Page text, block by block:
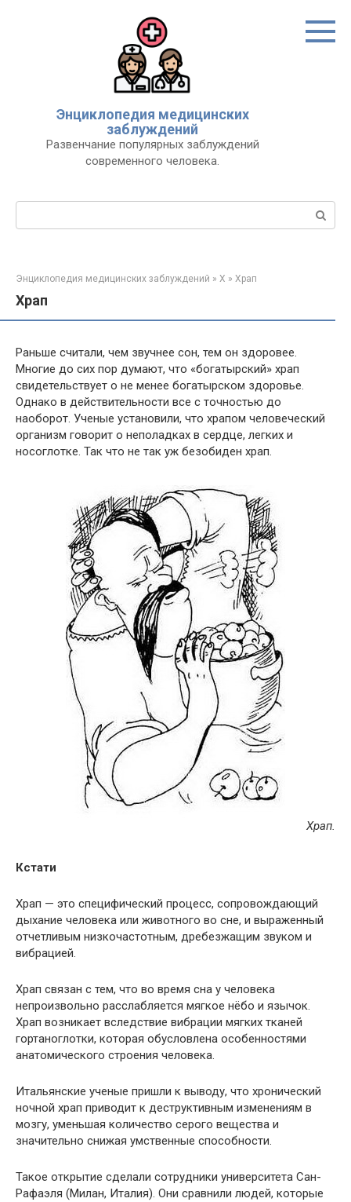
Энциклопедия медицинских
заблуждений
Развенчание популярных заблуждений
современного человека.
Поиск:
Энциклопедия медицинских заблуждений » Х » Храп
Храп
Раньше считали, чем звучнее сон, тем он здоровее.
Многие до сих пор думают, что «богатырский» храп
свидетельствует о не менее богатырском здоровье.
Однако в действительности все с точностью до
наоборот. Ученые установили, что храпом человеческий
организм говорит о неполадках в сердце, легких и
носоглотке. Так что не так уж безобиден храп.
Храп.
Кстати
Храп — это специфический процесс, сопровождающий
дыхание человека или животного во сне, и выраженный
отчетливым низкочастотным, дребезжащим звуком и
вибрацией.
Храп связан с тем, что во время сна у человека
непроизвольно расслабляется мягкое нёбо и язычок.
Храп возникает вследствие вибрации мягких тканей
гортаноглотки, которая обусловлена особенностями
анатомического строения человека.
Итальянские ученые пришли к выводу, что хронический
ночной храп приводит к деструктивным изменениям в
мозгу, уменьшая количество серого вещества и
значительно снижая умственные способности.
Такое открытие сделали сотрудники университета Сан-
Рафаэля (Милан, Италия). Они сравнили людей, которые